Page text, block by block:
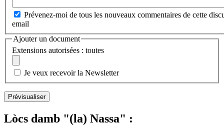
Prévenez-moi de tous les nouveaux commentaires de cette
email
Ajouter un document
Extensions autorisées : toutes
Je veux recevoir la Newsletter
Lòcs damb "(la) Nassa" :